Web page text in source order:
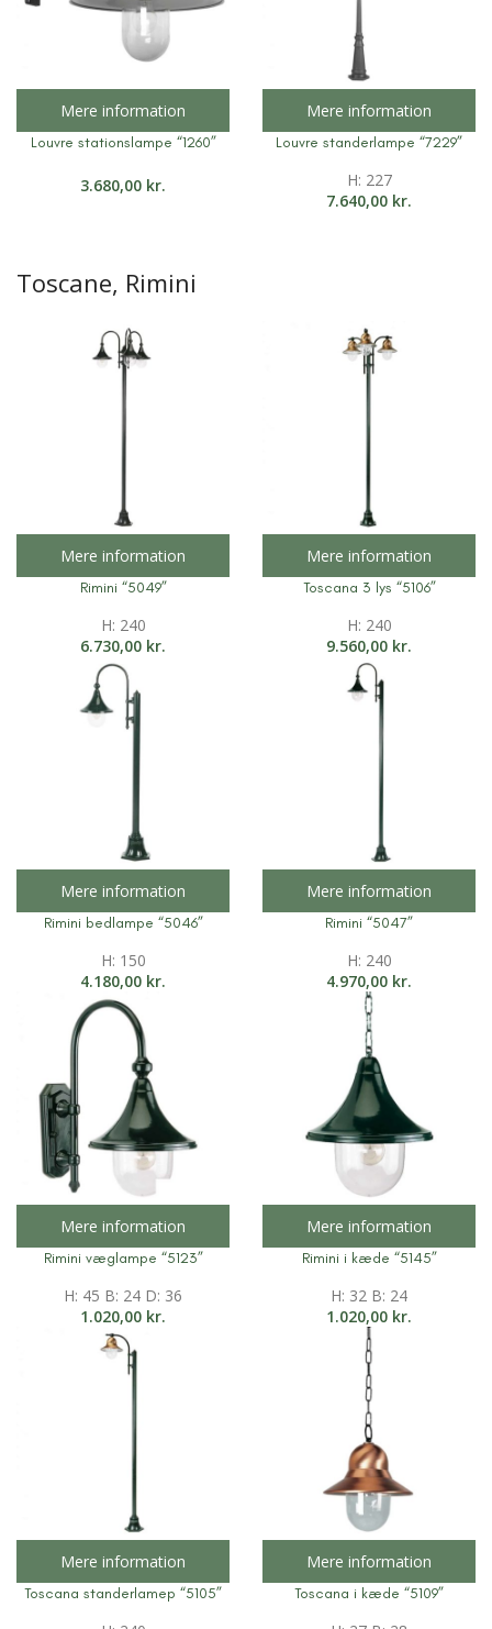
Mere information
Louvre stationslampe “1260”
3.680,00 kr.
Mere information
Louvre standerlampe “7229”
H: 227
7.640,00 kr.
Toscane, Rimini
Mere information
Rimini “5049”
H: 240
6.730,00 kr.
Mere information
Toscana 3 lys “5106”
H: 240
9.560,00 kr.
Mere information
Rimini bedlampe “5046”
H: 150
4.180,00 kr.
Mere information
Rimini “5047”
H: 240
4.970,00 kr.
Mere information
Rimini væglampe “5123”
H: 45 B: 24 D: 36
1.020,00 kr.
Mere information
Rimini i kæde “5145”
H: 32 B: 24
1.020,00 kr.
Mere information
Toscana standerlamep “5105”
Mere information
Toscana i kæde “5109”